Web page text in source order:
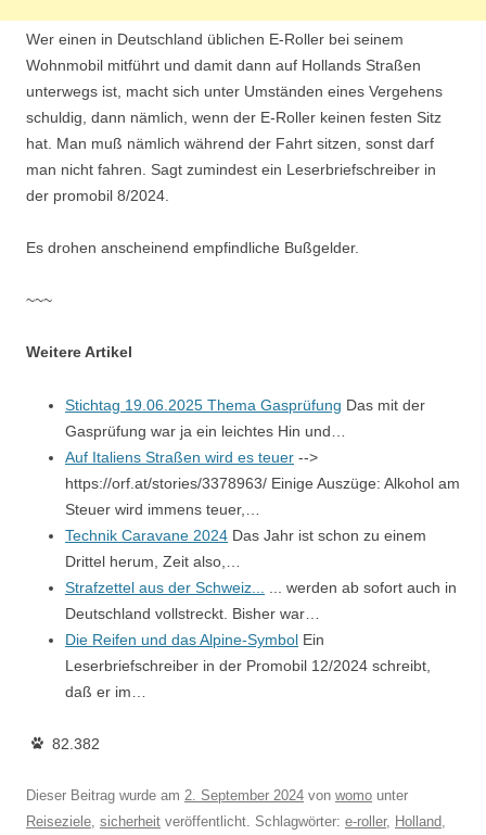
Wer einen in Deutschland üblichen E-Roller bei seinem
Wohnmobil mitführt und damit dann auf Hollands Straßen
unterwegs ist, macht sich unter Umständen eines Vergehens
schuldig, dann nämlich, wenn der E-Roller keinen festen Sitz
hat. Man muß nämlich während der Fahrt sitzen, sonst darf
man nicht fahren. Sagt zumindest ein Leserbriefschreiber in
der promobil 8/2024.
Es drohen anscheinend empfindliche Bußgelder.
~~~
Weitere Artikel
Stichtag 19.06.2025 Thema Gasprüfung Das mit der
Gasprüfung war ja ein leichtes Hin und…
Auf Italiens Straßen wird es teuer -->
https://orf.at/stories/3378963/ Einige Auszüge: Alkohol am
Steuer wird immens teuer,…
Technik Caravane 2024 Das Jahr ist schon zu einem
Drittel herum, Zeit also,…
Strafzettel aus der Schweiz...
... werden ab sofort auch in
Deutschland vollstreckt. Bisher war…
Die Reifen und das Alpine-Symbol Ein
Leserbriefschreiber in der Promobil 12/2024 schreibt,
daß er im…
82.382
Dieser Beitrag wurde am 2. September 2024 von womo unter
Reiseziele sicherheit veröffentlicht. Schlagwörter: e-roller, Holland